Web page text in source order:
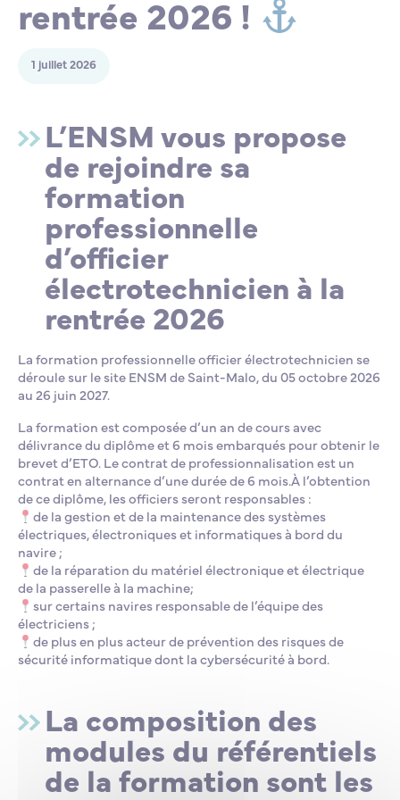
rentrée 2026 !
1 juillet 2026
L’ENSM vous propose
de rejoindre sa
formation
professionnelle
d’officier
électrotechnicien à la
rentrée 2026
La formation professionnelle officier électrotechnicien se
déroule sur le site ENSM de Saint-Malo, du 05 octobre 2026
au 26 juin 2027.
La formation est composée d’un an de cours avec
délivrance du diplôme et 6 mois embarqués pour obtenir le
brevet d’ETO. Le contrat de professionnalisation est un
contrat en alternance d’une durée de 6 mois.À l’obtention
de ce diplôme, les officiers seront responsables :
de la gestion et de la maintenance des systèmes
électriques, électroniques et informatiques à bord du
navire ;
de la réparation du matériel électronique et électrique
de la passerelle à la machine;
sur certains navires responsable de l’équipe des
électriciens ;
de plus en plus acteur de prévention des risques de
sécurité informatique dont la cybersécurité à bord.
La composition des
modules du référentiels
de la formation sont les